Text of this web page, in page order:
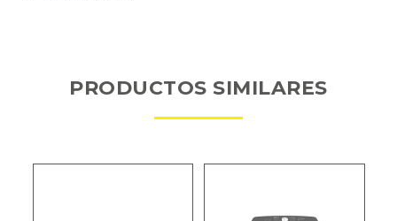
PRODUCTOS SIMILARES